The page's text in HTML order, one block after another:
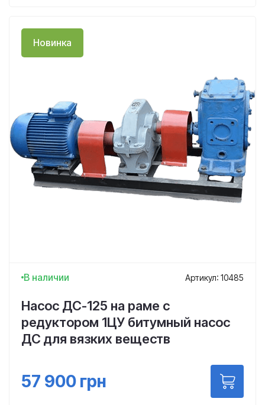
Новинка
В наличии Артикул: 10485
Насос ДС-125 на раме с
редуктором 1ЦУ битумный насос
ДС для вязких веществ
57 900 грн